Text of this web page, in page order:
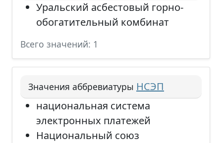
Уральский асбестовый горно-
обогатительный комбинат
Всего значений: 1
Значения аббревиатуры НСЭП
национальная система
электронных платежей
Национальный союз